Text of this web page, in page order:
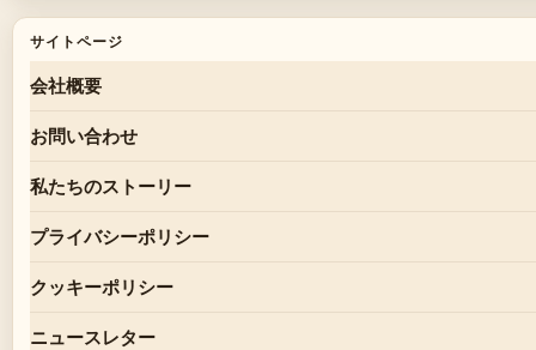
サイトページ
会社概要
お問い合わせ
私たちのストーリー
プライバシーポリシー
クッキーポリシー
ニュースレター